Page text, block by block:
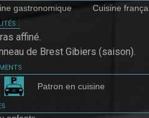
gastronomique Cuisine
:
affiné.
de Brest Gibiers (saison).
Patron en cuisine